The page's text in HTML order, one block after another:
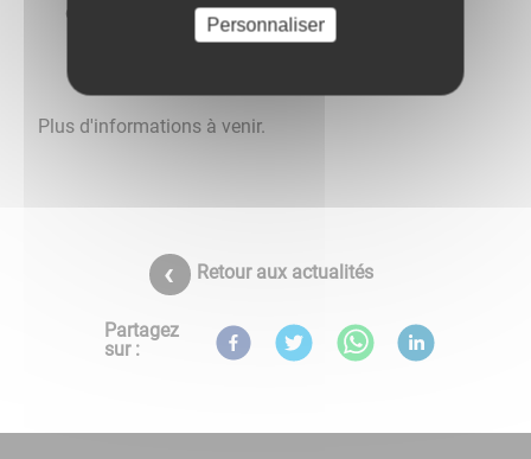
d'emploi : 3,50 €
Plus d'informations à venir.
Retour aux actualités
Partagez
sur :
Personnaliser